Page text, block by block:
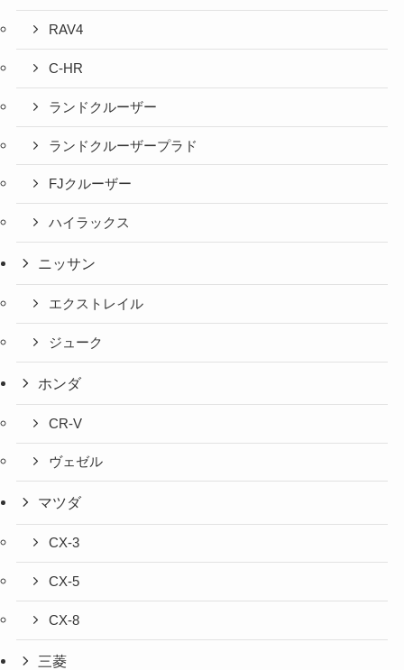
RAV4
C-HR
ランドクルーザー
ランドクルーザープラド
FJクルーザー
ハイラックス
ニッサン
エクストレイル
ジューク
ホンダ
CR-V
ヴェゼル
マツダ
CX-3
CX-5
CX-8
三菱